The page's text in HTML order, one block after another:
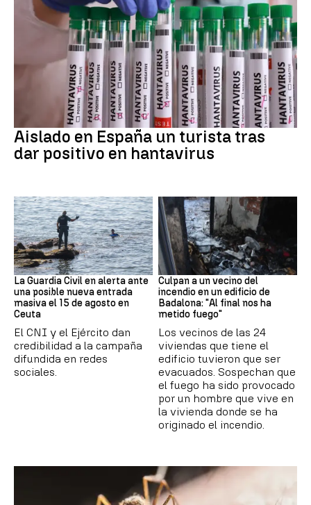
Aislado en España un turista tras
dar positivo en hantavirus
Ceuta
La Guardia Civil en alerta ante
una posible nueva entrada
masiva el 15 de agosto en
Ceuta
El CNI y el Ejército dan
credibilidad a la campaña
difundida en redes
sociales.
Cataluña
Culpan a un vecino del
incendio en un edificio de
Badalona: "Al final nos ha
metido fuego"
Los vecinos de las 24
viviendas que tiene el
edificio tuvieron que ser
evacuados. Sospechan que
el fuego ha sido provocado
por un hombre que vive en
la vivienda donde se ha
originado el incendio.